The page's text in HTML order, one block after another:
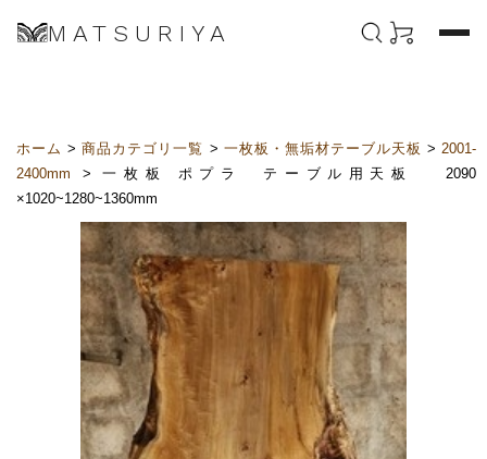
MATSURIYA
ホーム >商品カテゴリ一覧 > 一枚板・無垢材テーブル天板 >2001-
2400mm > 一枚板 ポプラ テーブル用天板 2090
×1020~1280~1360mm